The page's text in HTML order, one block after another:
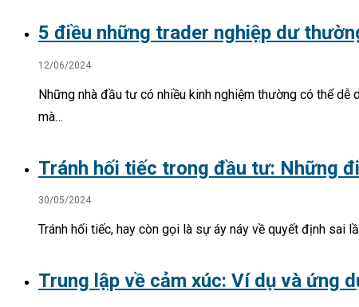
5 điều những trader nghiệp dư
12/06/2024
Những nhà đầu tư có nhiều kinh nghiệm thường có thể
mà…
Tránh hối tiếc trong đầu tư: Những
30/05/2024
Tránh hối tiếc, hay còn gọi là sự áy náy về quyết định
Trung lập về cảm xúc: Ví dụ và ứng